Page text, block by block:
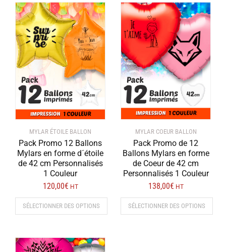
MYLAR ÉTOILE BALLON
Pack Promo 12 Ballons
Mylars en forme d´étoile
de 42 cm Personnalisés
1 Couleur
120,00€ HT
SÉLECTIONNER DES OPTIONS
MYLAR COEUR BALLON
Pack Promo de 12
Ballons Mylars en forme
de Coeur de 42 cm
Personnalisés 1 Couleur
138,00€ HT
SÉLECTIONNER DES OPTIONS